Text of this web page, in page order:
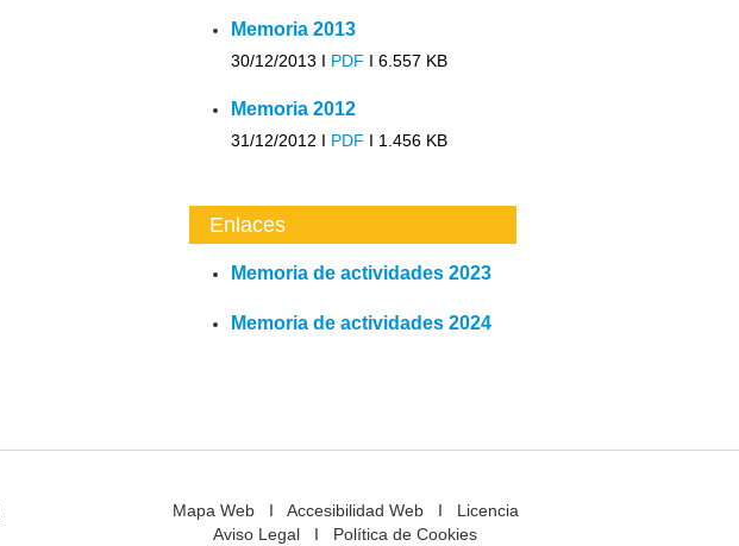
Memoria 2013
30/12/2013 I PDF I 6.557 KB
Memoria 2012
31/12/2012 I PDF I 1.456 KB
Enlaces
Memoria de actividades 2023
Memoria de actividades 2024
Mapa WebI Accesibilidad WebI Licencia
Aviso Legal I Política de Cookies